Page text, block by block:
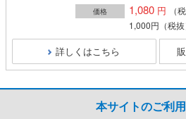
価格 1,080
（
1,000円 （税抜
詳しくはこちら
本サイトのご利